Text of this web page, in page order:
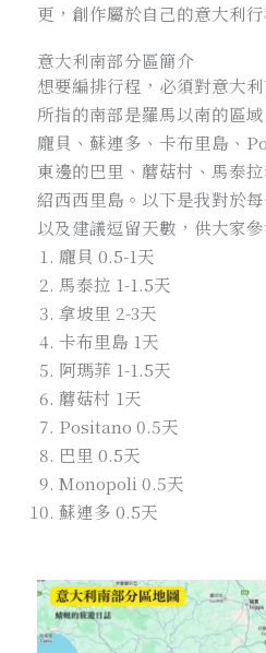
更，創作屬於自己的意大利行
意大利南部分區簡介
想要編排行程，必須對意大
所指的南部是羅馬以南的區
龐貝、蘇連多、卡布里島、
東邊的巴里、蘑菇村、馬泰
紹西西里島。以下是我對於
以及建議逗留天數，供大家參
龐貝 0.5-1天
馬泰拉 1-1.5天
拿坡里 2-3天
卡布里島 1天
阿瑪菲 1-1.5天
蘑菇村 1天
Positano 0.5天
巴里 0.5天
Monopoli 0.5天
蘇連多 0.5天